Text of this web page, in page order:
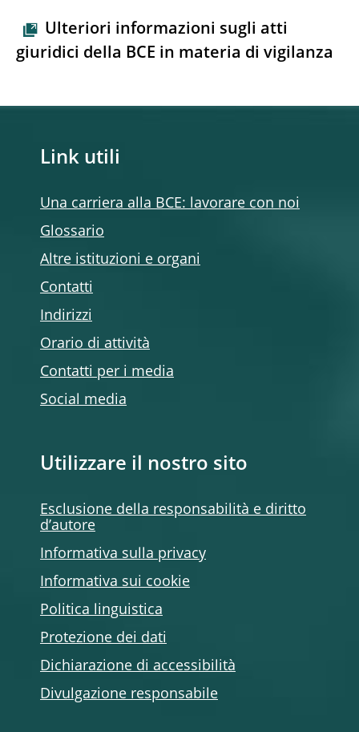
Ulteriori informazioni sugli atti
giuridici della BCE in materia di vigilanza
Link utili
Una carriera alla BCE: lavorare con noi
Glossario
Altre istituzioni e organi
Contatti
Indirizzi
Orario di attività
Contatti per i media
Social media
Utilizzare il nostro sito
Esclusione della responsabilità e diritto
d’autore
Informativa sulla privacy
Informativa sui cookie
Politica linguistica
Protezione dei dati
Dichiarazione di accessibilità
Divulgazione responsabile